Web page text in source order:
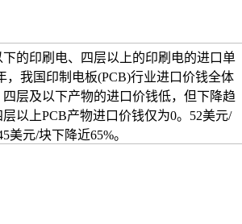
的印刷电、四层以上的印刷电的进口单
，我国印制电板(PCB)行业进口价钱全体
层及以下产物的进口价钱低，但下降趋
以上PCB产物进口价钱仅为0。52美元/
美元/块下降近65%。